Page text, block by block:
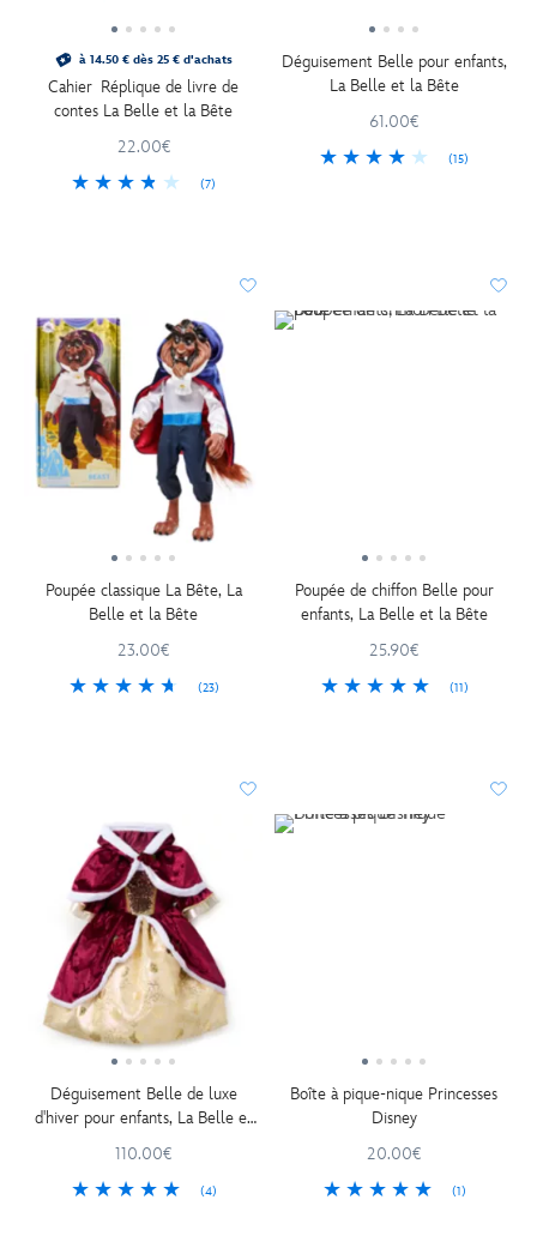
à 14.50 € dès 25 € d'achats
Cahier Réplique de livre de
contes La Belle et la Bête
22.00€
(7)
Déguisement Belle pour enfants,
La Belle et la Bête
61.00€
(15)
Poupée classique La Bête, La
Belle et la Bête
23.00€
(23)
Poupée de chiffon Belle pour
enfants, La Belle et la Bête
25.90€
(11)
Déguisement Belle de luxe
d'hiver pour enfants, La Belle et
110.00€
(4)
Boîte à pique-nique Princesses
Disney
20.00€
(1)